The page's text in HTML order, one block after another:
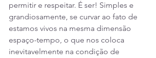
permitir e respeitar. É ser! Simples e
grandiosamente, se curvar ao fato de
estamos vivos na mesma dimensão
espaço-tempo, o que nos coloca
inevitavelmente na condição de